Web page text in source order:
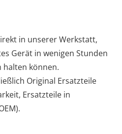
in unserer Werkstatt,
Gerät in wenigen Stunden
halten können.
Original Ersatzteile
Ersatzteile in